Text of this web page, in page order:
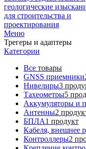
Меню
Трегеры и адаптеры
Категории
Все товары
GNSS приемники
Нивелиры3
Тахеометры5
Аккумуляторы и
Антенны2
БПЛА1 продукт
Кабеля, внешнее
Контроллеры2